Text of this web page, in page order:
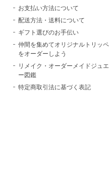
お支払い方法について
配送方法・送料について
ギフト選びのお手伝い
仲間を集めてオリジナルトリッ
をオーダーしよう
リメイク・オーダーメイドジュエ
ー図鑑
特定商取引法に基づく表記